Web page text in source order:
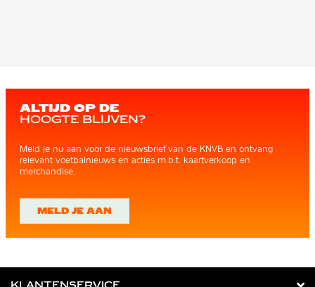
ALTIJD OP DE
HOOGTE BLIJVEN?
Meld je nu aan voor de nieuwsbrief van de KNVB en ontvang
relevant voetbalnieuws en acties m.b.t. kaartverkoop en
merchandise.
MELD JE AAN